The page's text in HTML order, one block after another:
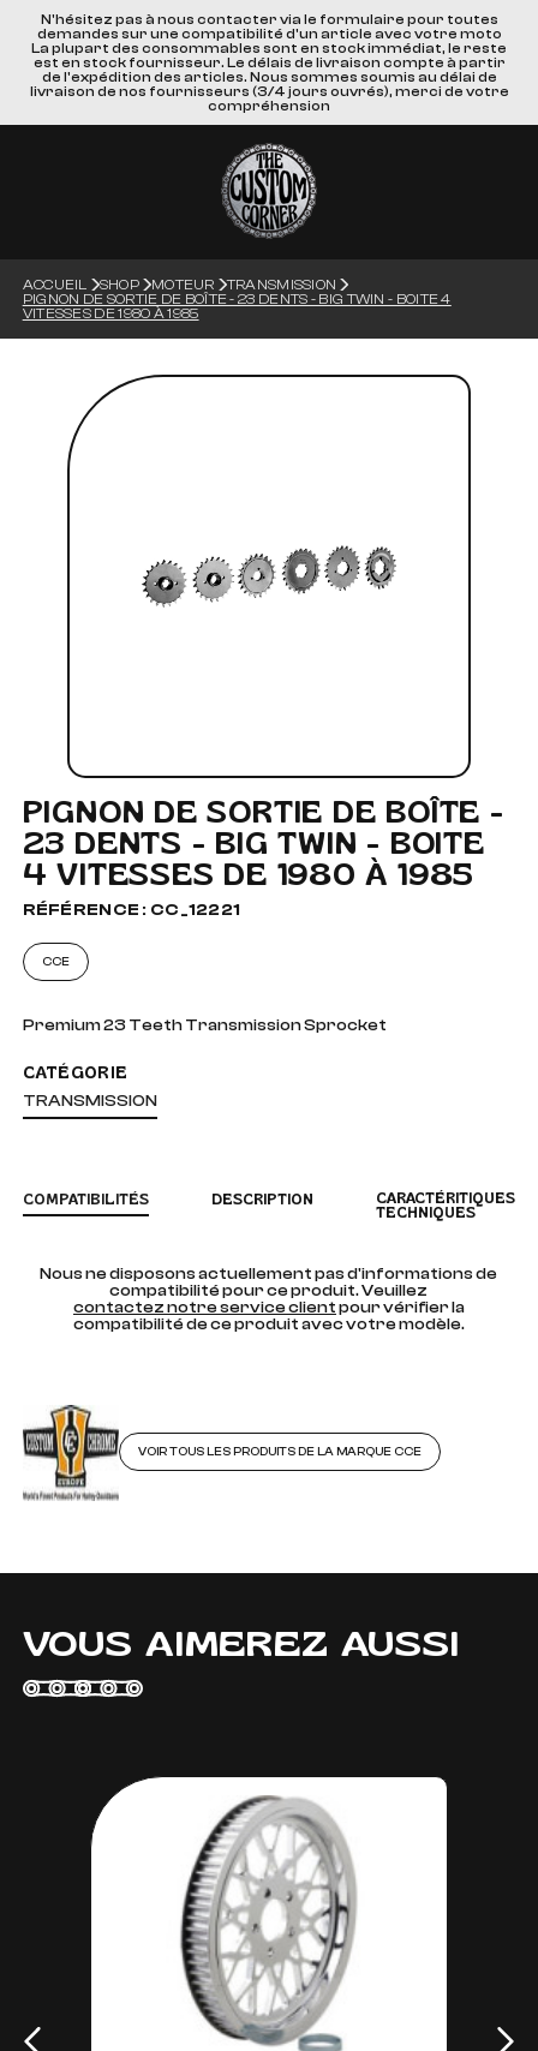
N'hésitez pas à nous contacter via le formulaire pour toutes
demandes sur une compatibilité d'un article avec votre moto
La plupart des consommables sont en stock immédiat, le reste
est en stock fournisseur. Le délais de livraison compte à partir
de l'expédition des articles. Nous sommes soumis au délai de
livraison de nos fournisseurs (3/4 jours ouvrés), merci de votre
compréhension
ACCUEIL SHOP MOTEUR
TRANSMISSION
PIGNON DE SORTIE DE BOÎTE - 23 DENTS - BIG TWIN - BOITE 4
VITESSES DE 1980 À 1985
PIGNON DE SORTIE DE BOÎTE -
23 DENTS - BIG TWIN - BOITE
4 VITESSES DE 1980 À 1985
RÉFÉRENCE : CC_12221
CCE
Premium 23 Teeth Transmission Sprocket
CATÉGORIE
TRANSMISSION
COMPATIBILITÉS DESCRIPTION
CARACTÉRITIQUES
TECHNIQUES
Nous ne disposons actuellement pas d'informations de
compatibilité pour ce produit. Veuillez
contactez notre service clientpour vérifier la
compatibilité de ce produit avec votre modèle.
VOIR TOUS LES PRODUITS DE LA MARQUE CCE
VOUS AIMEREZ AUSSI